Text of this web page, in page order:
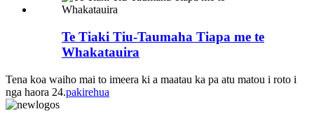
Te Tiaki Tiu-Taumaha Tiapa me te
Whakatauira
Tena koa waiho mai to imeera ki a maatau ka pa atu matou i roto i
nga haora 24.pakirehua